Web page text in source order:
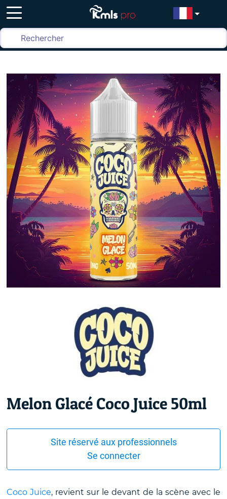
Melon Glacé Coco Juice 50ml
Site réservé aux professionnels
Se connecter
Coco Juice, revient sur le devant de la scène avec le